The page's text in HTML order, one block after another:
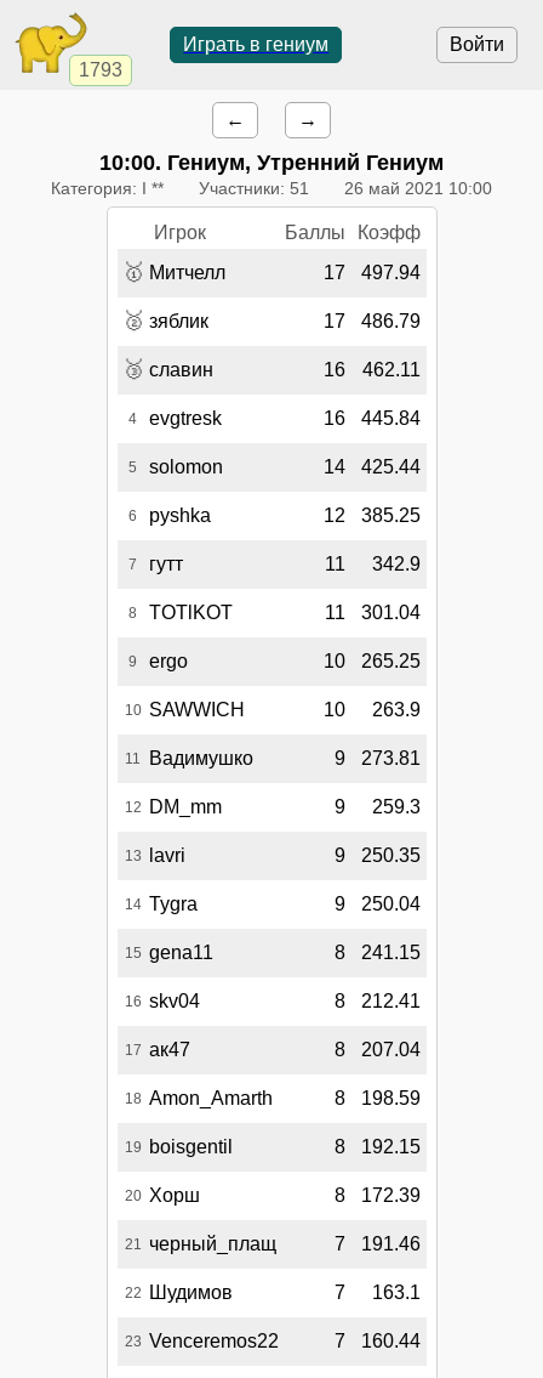
1793
Войти
Играть в гениум
← →
10:00. Гениум, Утренний Гениум
Категория: I ** Участники: 51 26 май 2021 10:00
Игрок Баллы Коэфф
🥇 Митчелл 17 497.94
🥈 зяблик 17 486.79
🥉 славин 16 462.11
4 evgtresk 16 445.84
5 solomon 14 425.44
6 pyshka 12 385.25
7 гутт 11 342.9
8 TOTlKOT 11 301.04
9 ergo 10 265.25
10 SAWWICH 10 263.9
11 Вадимушко 9 273.81
12 DM_mm 9 259.3
13 lavri 9 250.35
14 Tygra 9 250.04
15 gena11 8 241.15
16 skv04 8 212.41
17 ак47 8 207.04
18 Amon_Amarth 8 198.59
19 boisgentil 8 192.15
20 Хорш 8 172.39
21 черный_плащ 7 191.46
22 Шудимов 7 163.1
23 Venceremos22 7 160.44